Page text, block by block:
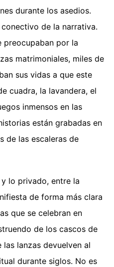
durante los asedios.
de la narrativa.
preocupaban por la
matrimoniales, miles de
sus vidas a que este
cuadra, la lavandera, el
inmensos en las
están grabadas en
de las escaleras de
lo privado, entre la
de forma más clara
que se celebran en
de los cascos de
lanzas devuelven al
durante siglos. No es